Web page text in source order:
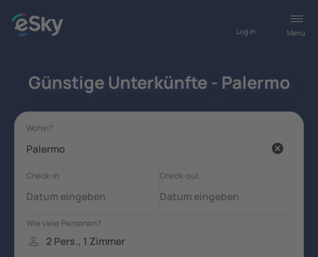
Menü
Log in
Günstige Unterkünfte - Palermo